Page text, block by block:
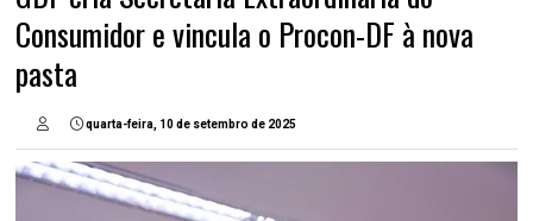
Consumidor e vincula o Procon-DF à nova
pasta
quarta-feira, 10 de setembro de 2025